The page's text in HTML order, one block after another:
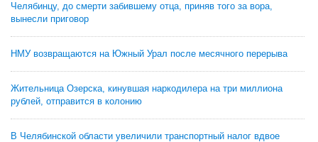
Челябинцу, до смерти забившему отца, приняв того за вора,
вынесли приговор
НМУ возвращаются на Южный Урал после месячного перерыва
Жительница Озерска, кинувшая наркодилера на три миллиона
рублей, отправится в колонию
В Челябинской области увеличили транспортный налог вдвое